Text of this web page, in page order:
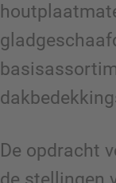
De opdracht